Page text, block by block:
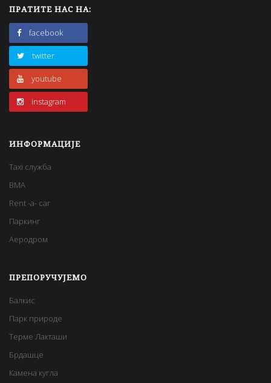
ПРАТИТЕ НАС НА:
facebook
twitter
youtube
instagram
ИНФОРМАЦИЈЕ
Taxi служба
BMA
Rent -a- car
Паркинг
Аеродром
ПРЕПОРУЧУЈЕМО
Балкис
Парк природе
Терме Лакташи
Брдашце
Камена кугла